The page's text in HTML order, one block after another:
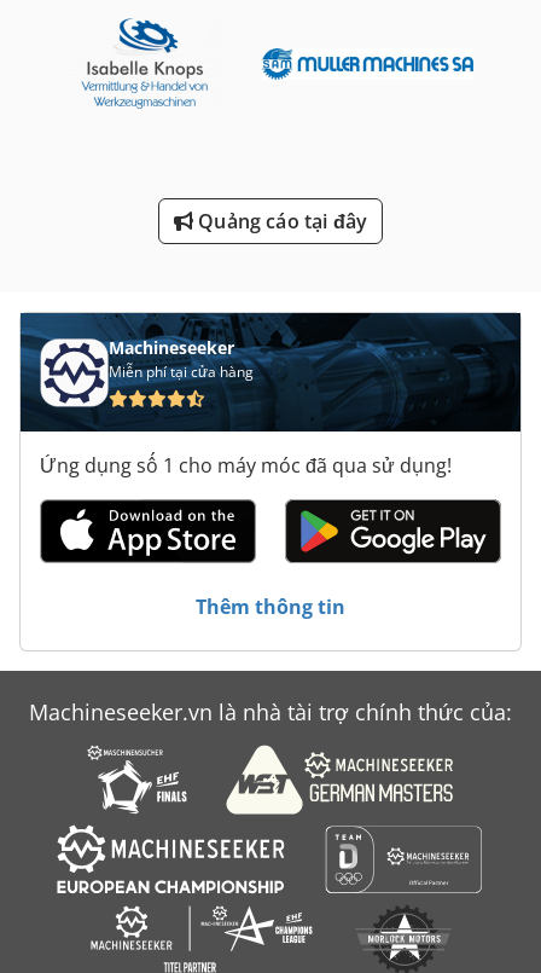
Máy Tính Di Động Nội
Máy Đo Chiều Cao
Nh 5000
Pa-Nen Điều Khiển Cnc
Xây Dựng Máy Nén 7 5 M Phút Máy Nén Điện Máy Phát Điện
Quảng cáo tại đây
Machineseeker
Miễn phí tại cửa hàng
Ứng dụng số 1 cho máy móc đã qua sử dụng!
Thêm thông tin
Machineseeker.vn là nhà tài trợ chính thức của: